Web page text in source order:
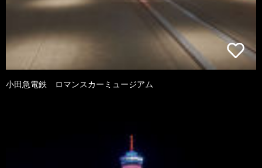
小田急電鉄 ロマンスカーミュージアム